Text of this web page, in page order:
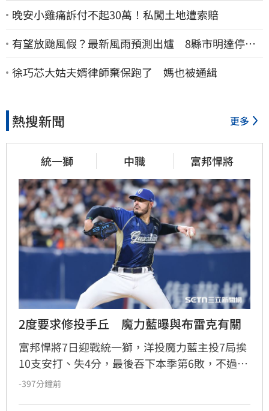
晚安小雞痛訴付不起30萬！私闖土地遭索賠
有望放颱風假？最新風雨預測出爐 8縣市明達停班
停課標準
徐巧芯大姑夫婿律師棄保跑了 媽也被通緝
熱搜新聞 更多
統一獅 中職 富邦悍將
2度要求修投手丘　魔力藍曝與布雷克有關
富邦悍將7日迎戰統一獅，洋投魔力藍主投7局挨
10支安打、失4分，最後吞下本季第6敗，不過比
賽中出現一罕見插曲，他2度要求場務人員幫忙
-397分鐘前